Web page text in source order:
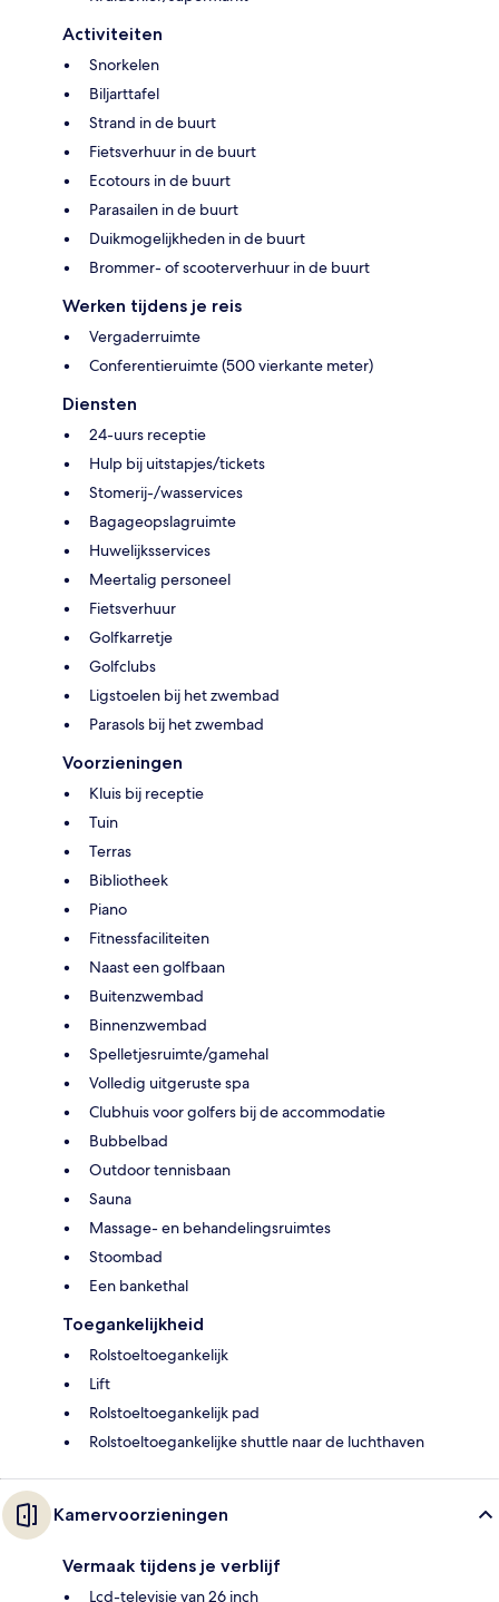
Activiteiten
Snorkelen
Biljarttafel
Strand in de buurt
Fietsverhuur in de buurt
Ecotours in de buurt
Parasailen in de buurt
Duikmogelijkheden in de buurt
Brommer- of scooterverhuur in de buurt
Werken tijdens je reis
Vergaderruimte
Conferentieruimte (500 vierkante meter)
Diensten
24-uurs receptie
Hulp bij uitstapjes/tickets
Stomerij-/wasservices
Bagageopslagruimte
Huwelijksservices
Meertalig personeel
Fietsverhuur
Golfkarretje
Golfclubs
Ligstoelen bij het zwembad
Parasols bij het zwembad
Voorzieningen
Kluis bij receptie
Tuin
Terras
Bibliotheek
Piano
Fitnessfaciliteiten
Naast een golfbaan
Buitenzwembad
Binnenzwembad
Spelletjesruimte/gamehal
Volledig uitgeruste spa
Clubhuis voor golfers bij de accommodatie
Bubbelbad
Outdoor tennisbaan
Sauna
Massage- en behandelingsruimtes
Stoombad
Een bankethal
Toegankelijkheid
Rolstoeltoegankelijk
Lift
Rolstoeltoegankelijk pad
Rolstoeltoegankelijke shuttle naar de luchthaven
Kamervoorzieningen
Vermaak tijdens je verblijf
Lcd-televisie van 26 inch